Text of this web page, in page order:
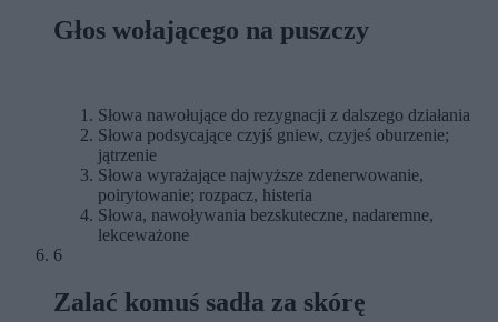
Głos wołającego na puszczy
Słowa nawołujące do rezygnacji z dalszego działania
Słowa podsycające czyjś gniew, czyjeś oburzenie;
jątrzenie
Słowa wyrażające najwyższe zdenerwowanie,
poirytowanie; rozpacz, histeria
Słowa, nawoływania bezskuteczne, nadaremne,
lekceważone
6
Zalać komuś sadła za skórę